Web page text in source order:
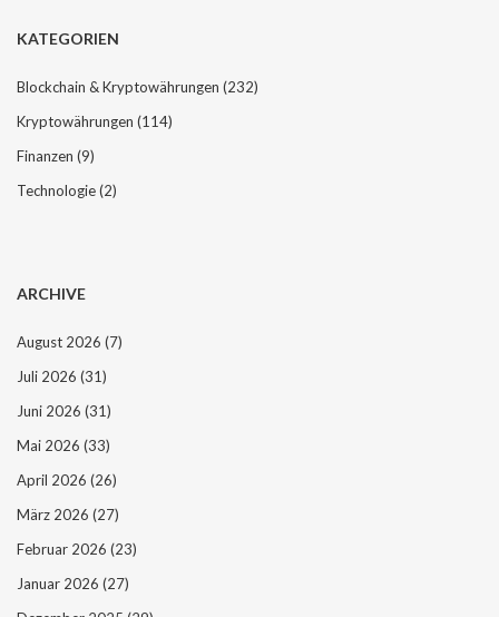
KATEGORIEN
Blockchain & Kryptowährungen (232)
Kryptowährungen (114)
Finanzen (9)
Technologie(2)
ARCHIVE
August 2026 (7)
Juli 2026 (31)
Juni 2026 (31)
Mai 2026 (33)
April 2026 (26)
März 2026 (27)
Februar 2026 (23)
Januar 2026 (27)